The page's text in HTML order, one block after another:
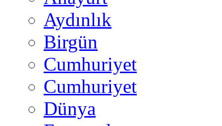
Aydınlık
Birgün
Cumhuriyet
Cumhuriyet
Dünya